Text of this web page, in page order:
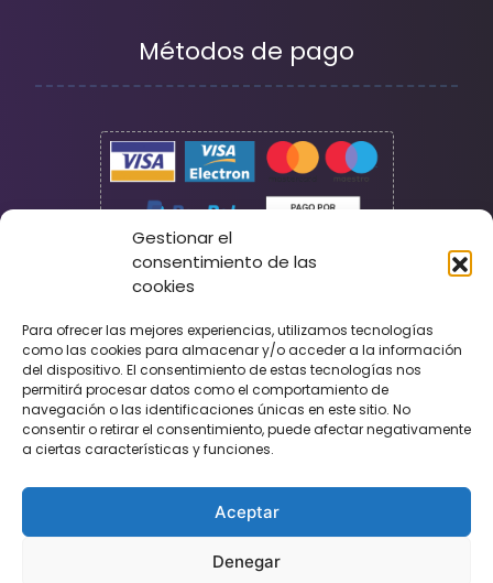
Gestionar el
consentimiento de las
cookies
Para ofrecer las mejores experiencias, utilizamos tecnologías
como las cookies para almacenar y/o acceder a la información
del dispositivo. El consentimiento de estas tecnologías nos
permitirá procesar datos como el comportamiento de
navegación o las identificaciones únicas en este sitio. No
consentir o retirar el consentimiento, puede afectar negativamente
a ciertas características y funciones.
Aceptar
Denegar
Métodos de pago